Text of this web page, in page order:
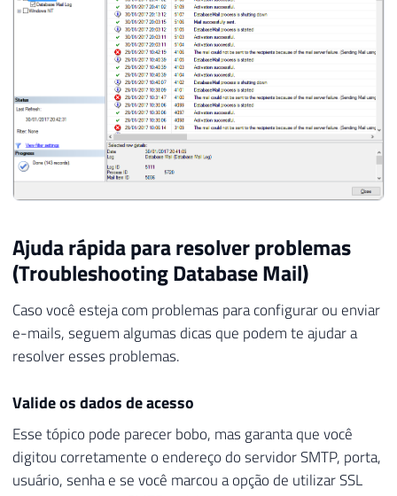
Ajuda rápida para resolver problemas
(Troubleshooting Database Mail)
Caso você esteja com problemas para configurar ou enviar
e-mails, seguem algumas dicas que podem te ajudar a
resolver esses problemas.
Valide os dados de acesso
Esse tópico pode parecer bobo, mas garanta que você
digitou corretamente o endereço do servidor SMTP, porta,
usuário, senha e se você marcou a opção de utilizar SSL